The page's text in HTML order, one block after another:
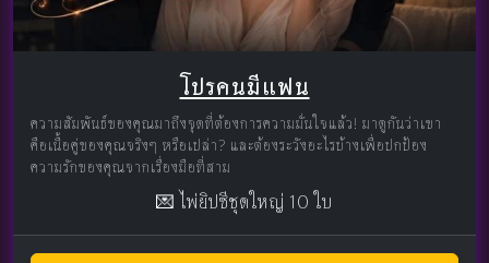
โปรคนมีแฟน
ความสัมพันธ์ของคุณมาถึงจุดที่ต้องการความมั่นใจแล้ว! มาดูกันว่าเขา
คือเนื้อคู่ของคุณจริงๆ หรือเปล่า? และต้องระวังอะไรบ้างเพื่อปกป้อง
ความรักของคุณจากเรื่องมือที่สาม
💌 ไพ่ยิปซีชุดใหญ่ 10 ใบ